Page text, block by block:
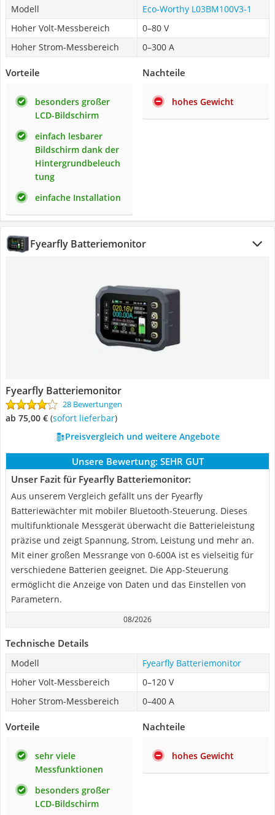
Modell
Eco-Worthy ‎L03BM100V3-1
Hoher Volt-Messbereich
0–80 V
Hoher Strom-Messbereich
0–300 A
Vorteile
besonders großer
LCD-Bildschirm
einfach lesbarer
Bildschirm dank der
Hintergrundbeleuch
tung
einfache Installation
Nachteile
hohes Gewicht
Fyearfly Batteriemonitor
Fyearfly Batteriemonitor
28 Bewertungen
ab 75,00 € ( Sofort lieferbar)
Preisvergleich und weitere Angebote
Unsere Bewertung: SEHR GUT
Unser Fazit für Fyearfly Batteriemonitor:
Aus unserem Vergleich gefällt uns der Fyearfly
Batteriewächter mit mobiler Bluetooth-Steuerung. Dieses
multifunktionale Messgerät überwacht die Batterieleistung
präzise und zeigt Spannung, Strom, Leistung und mehr an.
Mit einer großen Messrange von 0-600A ist es vielseitig für
verschiedene Batterien geeignet. Die App-Steuerung
ermöglicht die Anzeige von Daten und das Einstellen von
Parametern.
08/2026
Technische Details
Modell
Fyearfly Batteriemonitor
Hoher Volt-Messbereich
0–120 V
Hoher Strom-Messbereich
0–400 A
Vorteile
sehr viele
Messfunktionen
besonders großer
LCD-Bildschirm
Nachteile
hohes Gewicht